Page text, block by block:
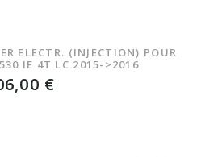
ELECTR. (INJECTION) POUR
IE 4T LC 2015->2016
€